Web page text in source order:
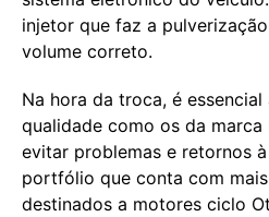
injetor que faz a
volume correto.
Na hora da troca, é
qualidade como os da
evitar problemas e retornos
portfólio que conta com
destinados a motores ciclo